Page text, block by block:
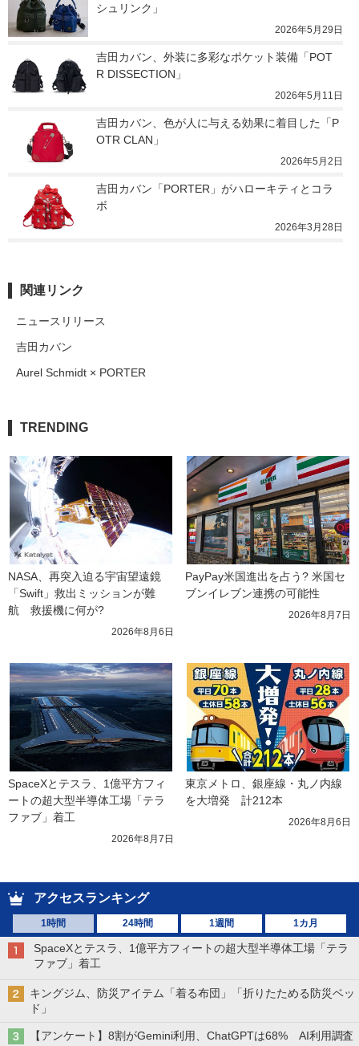
シュリンク」
2026年5月29日
吉田カバン、外装に多彩なポケット装備「POT
R DISSECTION」
2026年5月11日
吉田カバン、色が人に与える効果に着目した「P
OTR CLAN」
2026年5月2日
吉田カバン「PORTER」がハローキティとコラ
ボ
2026年3月28日
関連リンク
ニュースリリース
吉田カバン
Aurel Schmidt × PORTER
TRENDING
NASA、再突入迫る宇宙望遠鏡
「Swift」救出ミッションが難
航　救援機に何が?
2026年8月6日
PayPay米国進出を占う? 米国セ
ブンイレブン連携の可能性
2026年8月7日
SpaceXとテスラ、1億平方フィ
ートの超大型半導体工場「テラ
ファブ」着工
2026年8月7日
東京メトロ、銀座線・丸ノ内線
を大増発　計212本
2026年8月6日
アクセスランキング
1時間 24時間 1週間 1カ月
SpaceXとテスラ、1億平方フィートの超大型半導体工場「テラ
ファブ」着工
キングジム、防災アイテム「着る布団」「折りたためる防災ベッ
ド」
【アンケート】8割がGemini利用、ChatGPTは68% AI利用調査